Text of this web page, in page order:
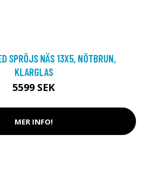
SPRÖJS NÄS 13X5, NÖTBRUN,
KLARGLAS
5599 SEK
MER INFO!